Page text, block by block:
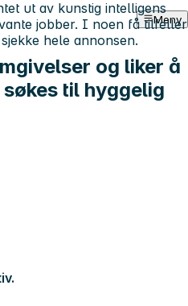
Meny
og liker å
til hyggelig
ut av kunstig intelligens
jobber. I noen få tilfeller
hele annonsen.